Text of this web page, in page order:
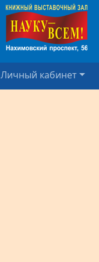
Личный кабинет